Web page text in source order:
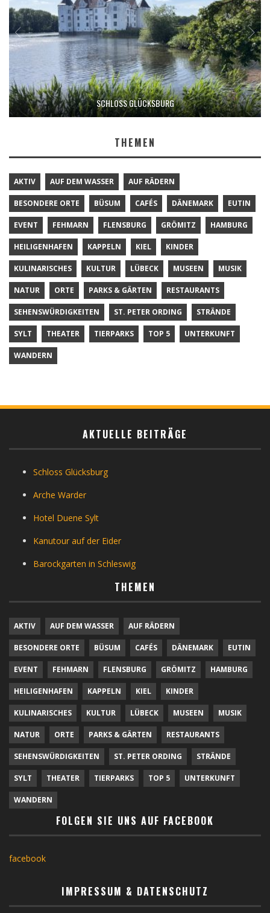
SCHLOSS GLÜCKSBURG
THEMEN
AKTIV AUF DEM WASSER AUF RÄDERN
BESONDERE ORTE BÜSUM CAFÉS DÄNEMARK EUTIN
EVENT FEHMARN FLENSBURG GRÖMITZ HAMBURG
HEILIGENHAFEN KAPPELN KIEL KINDER
KULINARISCHES KULTUR LÜBECK MUSEEN MUSIK
NATUR ORTE PARKS & GÄRTEN RESTAURANTS
SEHENSWÜRDIGKEITEN ST. PETER ORDING STRÄNDE
SYLT THEATER TIERPARKS TOP 5 UNTERKUNFT
WANDERN
AKTUELLE BEITRÄGE
Schloss Glücksburg
Arche Warder
Hotel Duene Sylt
Kanutour auf der Eider
Barockgarten in Schleswig
THEMEN
AKTIV AUF DEM WASSER AUF RÄDERN
BESONDERE ORTE BÜSUM CAFÉS DÄNEMARK EUTIN
EVENT FEHMARN FLENSBURG GRÖMITZ HAMBURG
HEILIGENHAFEN KAPPELN KIEL KINDER
KULINARISCHES KULTUR LÜBECK MUSEEN MUSIK
NATUR ORTE PARKS & GÄRTEN RESTAURANTS
SEHENSWÜRDIGKEITEN ST. PETER ORDING STRÄNDE
SYLT THEATER TIERPARKS TOP 5 UNTERKUNFT
WANDERN
FOLGEN SIE UNS AUF FACEBOOK
facebook
IMPRESSUM & DATENSCHUTZ